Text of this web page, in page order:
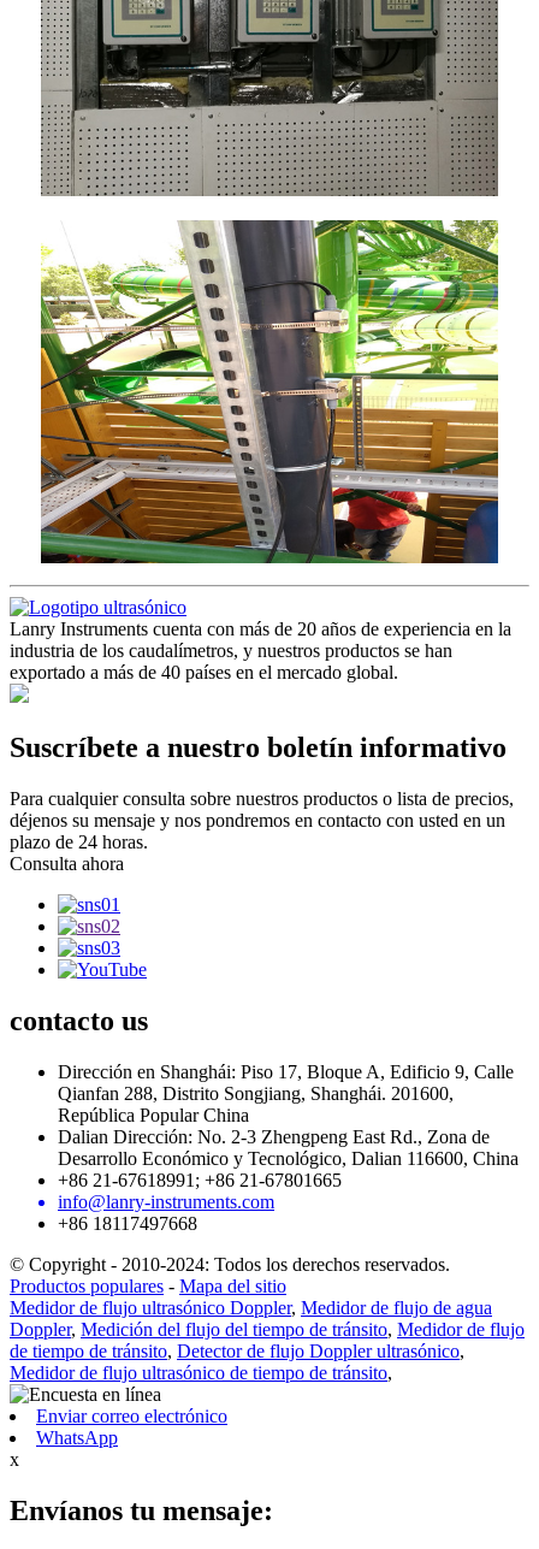
Lanry Instruments cuenta con más de 20 años de experiencia en la
industria de los caudalímetros, y nuestros productos se han
exportado a más de 40 países en el mercado global.
Suscríbete a nuestro boletín informativo
Para cualquier consulta sobre nuestros productos o lista de precios,
déjenos su mensaje y nos pondremos en contacto con usted en un
plazo de 24 horas.
Consulta ahora
contacto us
Dirección en Shanghái: Piso 17, Bloque A, Edificio 9, Calle
Qianfan 288, Distrito Songjiang, Shanghái. 201600,
República Popular China
Dalian Dirección: No. 2-3 Zhengpeng East Rd., Zona de
Desarrollo Económico y Tecnológico, Dalian 116600, China
+86 21-67618991; +86 21-67801665
info@lanry-instruments.com
+86 18117497668
© Copyright - 2010-2024: Todos los derechos reservados.
Productos populares - Mapa del sitio
Medidor de flujo ultrasónico Doppler, Medidor de flujo de agua
Doppler, Medición del flujo del tiempo de tránsito, Medidor de flujo
de tiempo de tránsito, Detector de flujo Doppler ultrasónico,
Medidor de flujo ultrasónico de tiempo de tránsito,
Enviar correo electrónico
WhatsApp
x
Envíanos tu mensaje: